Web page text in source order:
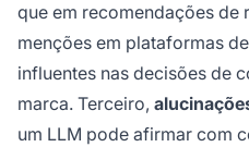
que em recomendações de
menções em plataformas
influentes nas decisões de
marca. Terceiro,
um LLM pode afirmar com